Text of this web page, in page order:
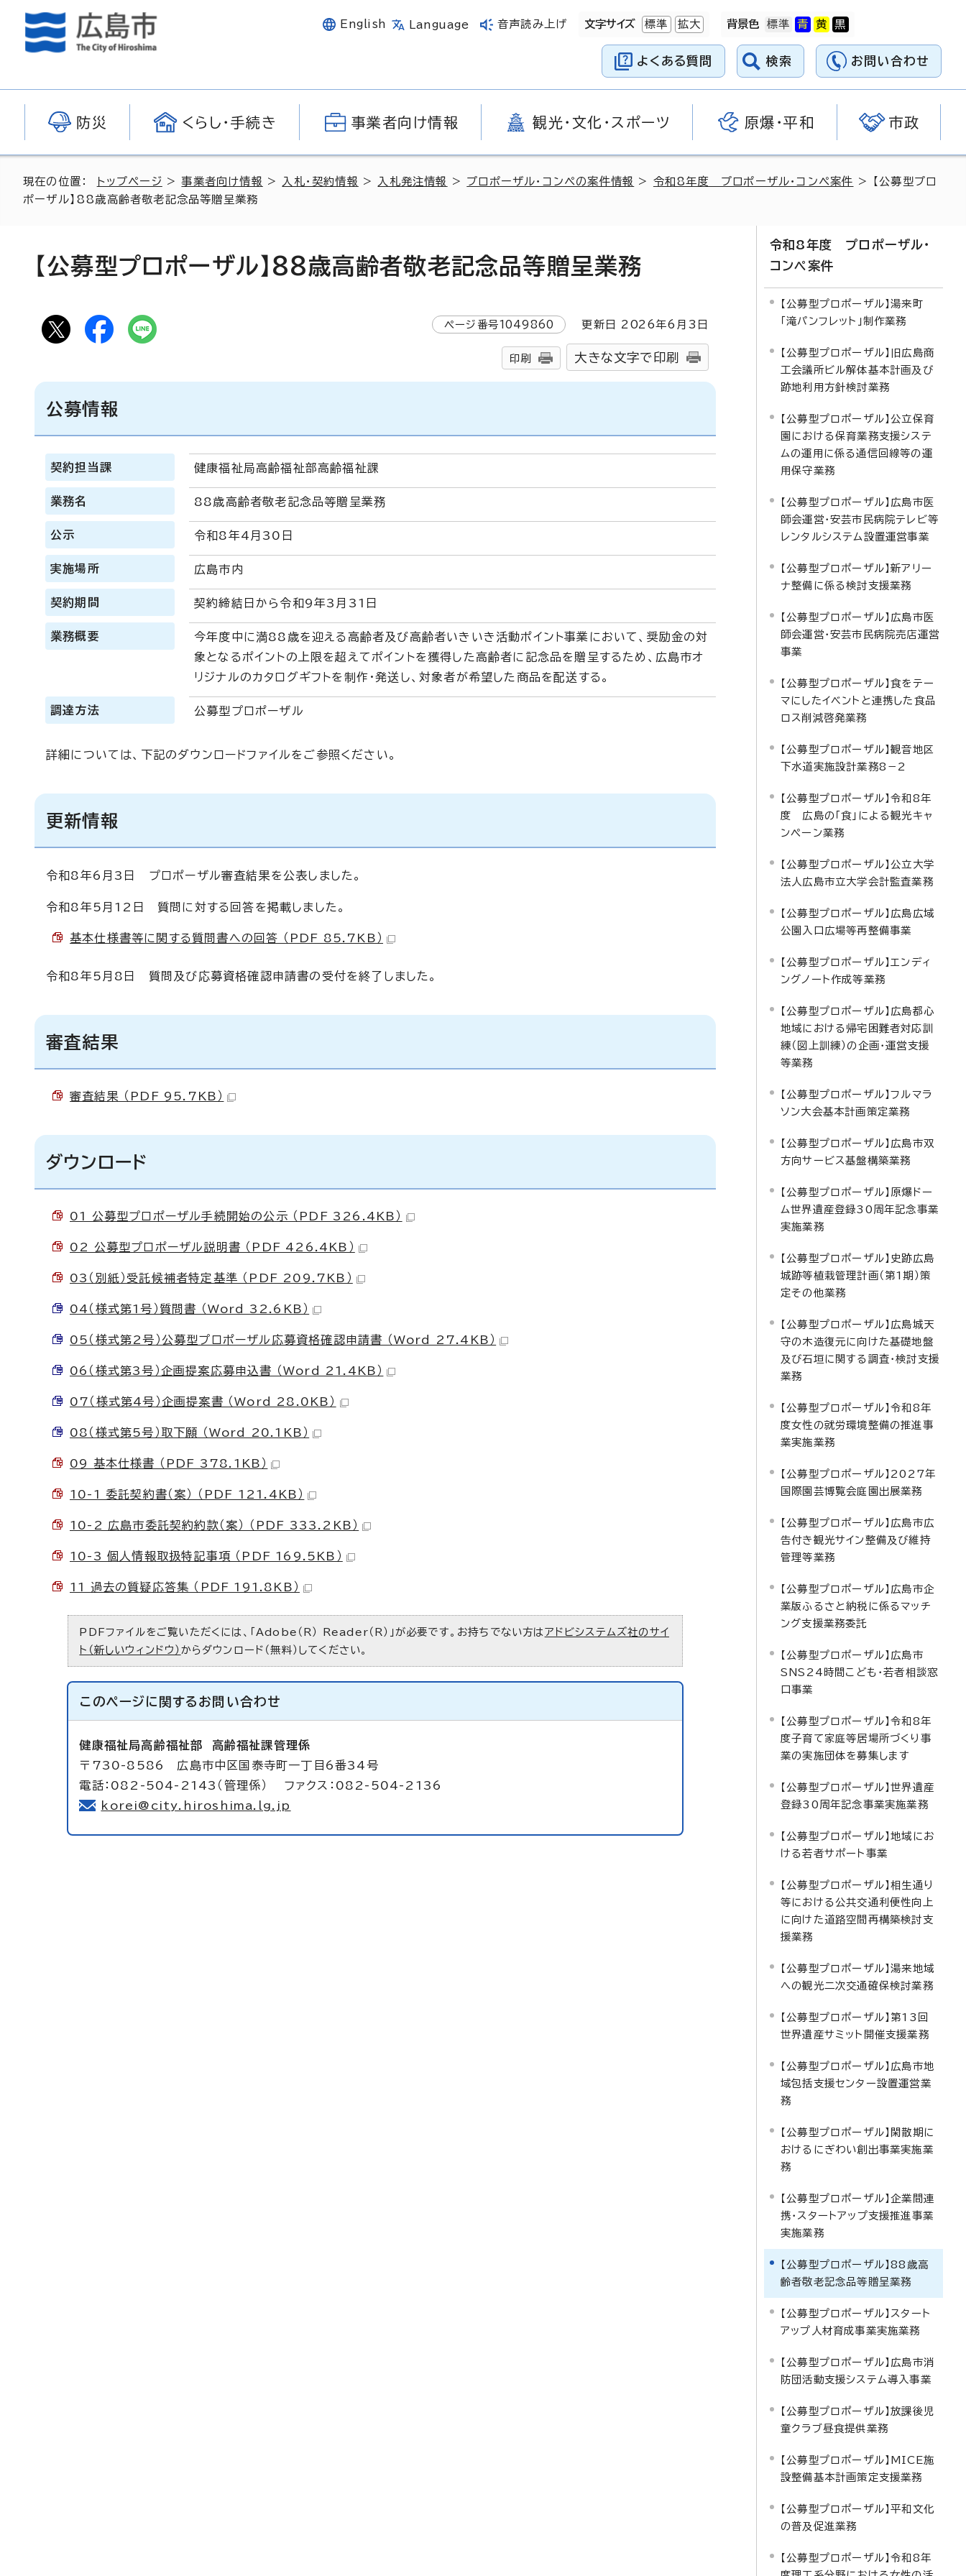
English Language 音声読み上げ 文字サイズ 標準 拡大 背景色
よくある質問 検索 お問い合わせ
防災 くらし・手続き 事業者向け情報 観光・文化・スポーツ 原爆・平和 市政
現在の位置： トップページ >事業者向け情報 > 入札・契約情報 > 入札発注情報 > プロポーザル・コンペの案件情報 > 令和8年度 プロポーザル・コンペ案件 > 【公募型プロ
ポーザル】88歳高齢者敬老記念品等贈呈業務
【公募型プロポーザル】88歳高齢者敬老記念品等贈呈業務
ページ番号1049860 更新日 2026年6月3日
印刷 大きな文字で印刷
公募情報
契約担当課 健康福祉局高齢福祉部高齢福祉課
業務名 88歳高齢者敬老記念品等贈呈業務
公示 令和8年4月30日
実施場所 広島市内
契約期間 契約締結日から令和9年3月31日
業務概要
今年度中に満88歳を迎える高齢者及び高齢者いきいき活動ポイント事業において、奨励金の対
象となるポイントの上限を超えてポイントを獲得した高齢者に記念品を贈呈するため、広島市オ
リジナルのカタログギフトを制作・発送し、対象者が希望した商品を配送する。
調達方法 公募型プロポーザル
詳細については、下記のダウンロードファイルをご参照ください。
更新情報
令和8年6月3日 プロポーザル審査結果を公表しました。
令和8年5月12日 質問に対する回答を掲載しました。
基本仕様書等に関する質問書への回答 （PDF 85.7KB）
令和8年5月8日 質問及び応募資格確認申請書の受付を終了しました。
審査結果
審査結果 （PDF 95.7KB）
ダウンロード
01 公募型プロポーザル手続開始の公示 （PDF 326.4KB）
02 公募型プロポーザル説明書 （PDF 426.4KB）
03（別紙）受託候補者特定基準 （PDF 209.7KB）
04（様式第1号）質問書 （Word 32.6KB）
05（様式第2号）公募型プロポーザル応募資格確認申請書 （Word 27.4KB）
06（様式第3号）企画提案応募申込書 （Word 21.4KB）
07（様式第4号）企画提案書 （Word 28.0KB）
08（様式第5号）取下願 （Word 20.1KB）
09 基本仕様書 （PDF 378.1KB）
10-1 委託契約書（案） （PDF 121.4KB）
10-2 広島市委託契約約款（案） （PDF 333.2KB）
10-3 個人情報取扱特記事項 （PDF 169.5KB）
11 過去の質疑応答集 （PDF 191.8KB）
PDFファイルをご覧いただくには、「Adobe（R） Reader（R）」が必要です。お持ちでない方は アドビシステムズ社のサイ
ト（新しいウィンドウ） からダウンロード（無料）してください。
このページに関する お問い合わせ
健康福祉局高齢福祉部 高齢福祉課管理係
〒730-8586 広島市中区国泰寺町一丁目6番34号
電話：082-504-2143（管理係） ファクス：082-504-2136
korei@city.hiroshima.lg.jp
令和8年度 プロポーザル・
コンペ案件
【公募型プロポーザル】湯来町
「滝パンフレット」制作業務
【公募型プロポーザル】旧広島商
工会議所ビル解体基本計画及び
跡地利用方針検討業務
【公募型プロポーザル】公立保育
園における保育業務支援システ
ムの運用に係る通信回線等の運
用保守業務
【公募型プロポーザル】広島市医
師会運営・安芸市民病院テレビ等
レンタルシステム設置運営事業
【公募型プロポーザル】新アリー
ナ整備に係る検討支援業務
【公募型プロポーザル】広島市医
師会運営・安芸市民病院売店運営
事業
【公募型プロポーザル】食をテー
マにしたイベントと連携した食品
ロス削減啓発業務
【公募型プロポーザル】観音地区
下水道実施設計業務8－2
【公募型プロポーザル】令和8年
度 広島の「食」による観光キャ
ンペーン業務
【公募型プロポーザル】公立大学
法人広島市立大学会計監査業務
【公募型プロポーザル】広島広域
公園入口広場等再整備事業
【公募型プロポーザル】エンディ
ングノート作成等業務
【公募型プロポーザル】広島都心
地域における帰宅困難者対応訓
練（図上訓練）の企画・運営支援
等業務
【公募型プロポーザル】フルマラ
ソン大会基本計画策定業務
【公募型プロポーザル】広島市双
方向サービス基盤構築業務
【公募型プロポーザル】原爆ドー
ム世界遺産登録30周年記念事業
実施業務
【公募型プロポーザル】史跡広島
城跡等植栽管理計画（第1期）策
定その他業務
【公募型プロポーザル】広島城天
守の木造復元に向けた基礎地盤
及び石垣に関する調査・検討支援
業務
【公募型プロポーザル】令和8年
度女性の就労環境整備の推進事
業実施業務
【公募型プロポーザル】2027年
国際園芸博覧会庭園出展業務
【公募型プロポーザル】広島市広
告付き観光サイン整備及び維持
管理等業務
【公募型プロポーザル】広島市企
業版ふるさと納税に係るマッチ
ング支援業務委託
【公募型プロポーザル】広島市
SNS24時間こども・若者相談窓
口事業
【公募型プロポーザル】令和8年
度子育て家庭等居場所づくり事
業の実施団体を募集します
【公募型プロポーザル】世界遺産
登録30周年記念事業実施業務
【公募型プロポーザル】地域にお
ける若者サポート事業
【公募型プロポーザル】相生通り
等における公共交通利便性向上
に向けた道路空間再構築検討支
援業務
【公募型プロポーザル】湯来地域
への観光二次交通確保検討業務
【公募型プロポーザル】第13回
世界遺産サミット開催支援業務
【公募型プロポーザル】広島市地
域包括支援センター設置運営業
務
【公募型プロポーザル】閑散期に
おけるにぎわい創出事業実施業
務
【公募型プロポーザル】企業間連
携・スタートアップ支援推進事業
実施業務
【公募型プロポーザル】88歳高
齢者敬老記念品等贈呈業務
【公募型プロポーザル】スタート
アップ人材育成事業実施業務
【公募型プロポーザル】広島市消
防団活動支援システム導入事業
【公募型プロポーザル】放課後児
童クラブ昼食提供業務
【公募型プロポーザル】MICE施
設整備基本計画策定支援業務
【公募型プロポーザル】平和文化
の普及促進業務
【公募型プロポーザル】令和8年